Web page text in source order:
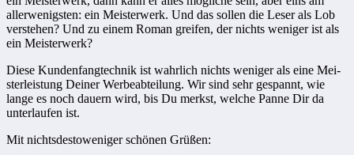
allerwenigsten: ein Meisterwerk. Und das sollen die ­Leser als Lob
verstehen? Und zu ­einem Roman greifen, der nichts ­weniger ist als
ein Meisterwerk?
Diese Kundenfangtechnik ist wahrlich nichts weniger als eine Mei­­­­
ster­leistung Deiner Werbeabteilung. Wir sind sehr gespannt, wie
lange es noch dauern wird, bis Du merkst, welche Panne Dir da
unterlaufen ist.
Mit nichtsdestoweniger schönen Grüßen: